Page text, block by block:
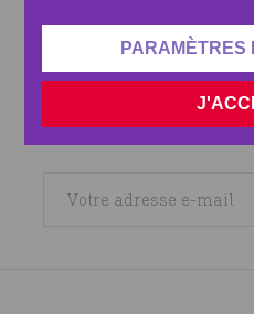
PARAMÈTRES
S'INSCRIRE À
Recevez les informations